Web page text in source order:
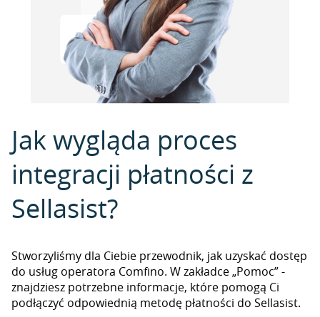
Jak wygląda proces
integracji płatności z
Sellasist?
Stworzyliśmy dla Ciebie przewodnik, jak uzyskać dostęp
do usług operatora Comfino. W zakładce „Pomoc” -
znajdziesz potrzebne informacje, które pomogą Ci
podłączyć odpowiednią metodę płatności do Sellasist.